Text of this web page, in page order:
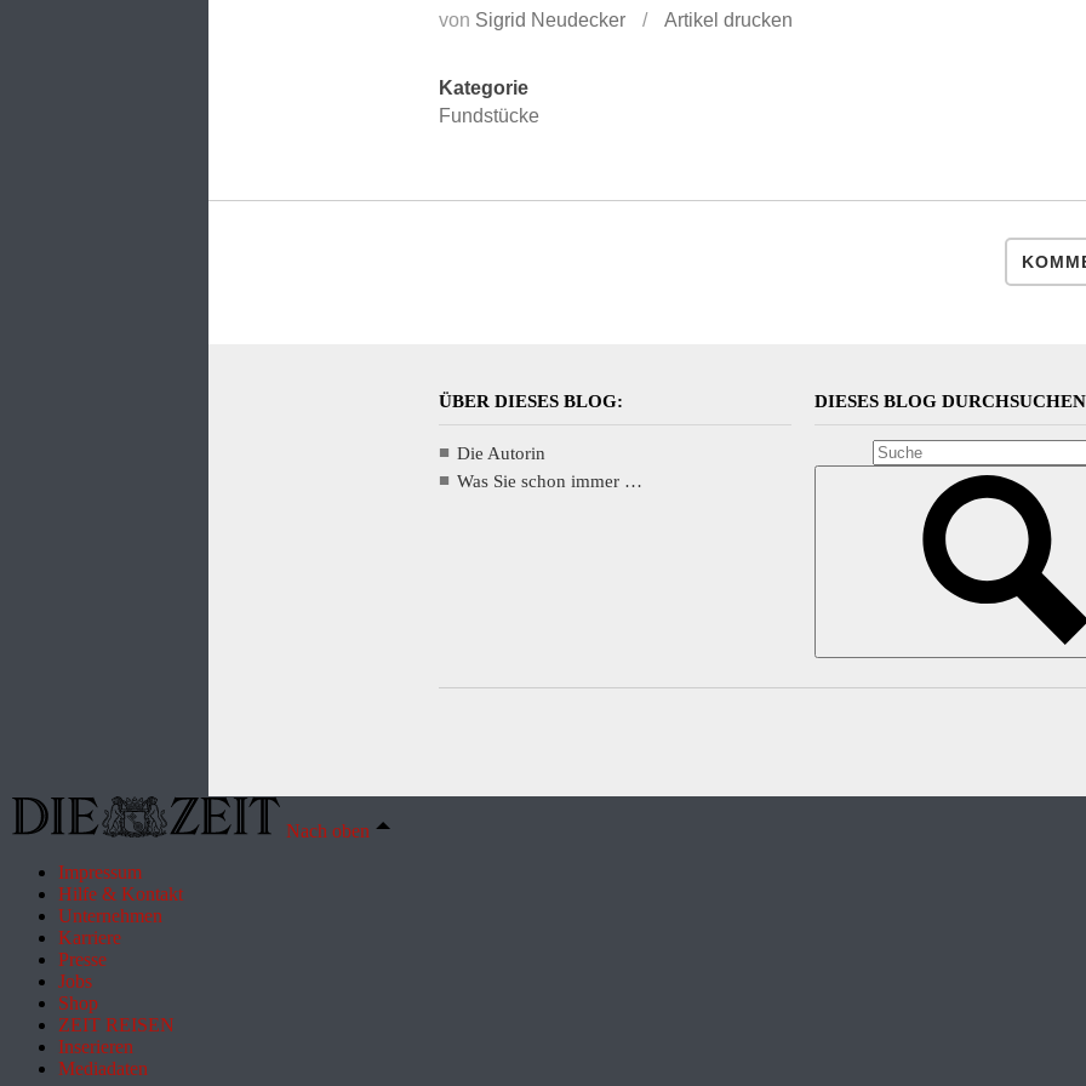
von Sigrid Neudecker / Artikel drucken
Kategorie
Fundstücke
ÜBER DIESES BLOG:
Die Autorin
Was Sie schon immer …
DIESES BLOG DURCHSUCHEN
Nach oben
Impressum
Hilfe & Kontakt
Unternehmen
Karriere
Presse
Jobs
Shop
ZEIT REISEN
Inserieren
Mediadaten